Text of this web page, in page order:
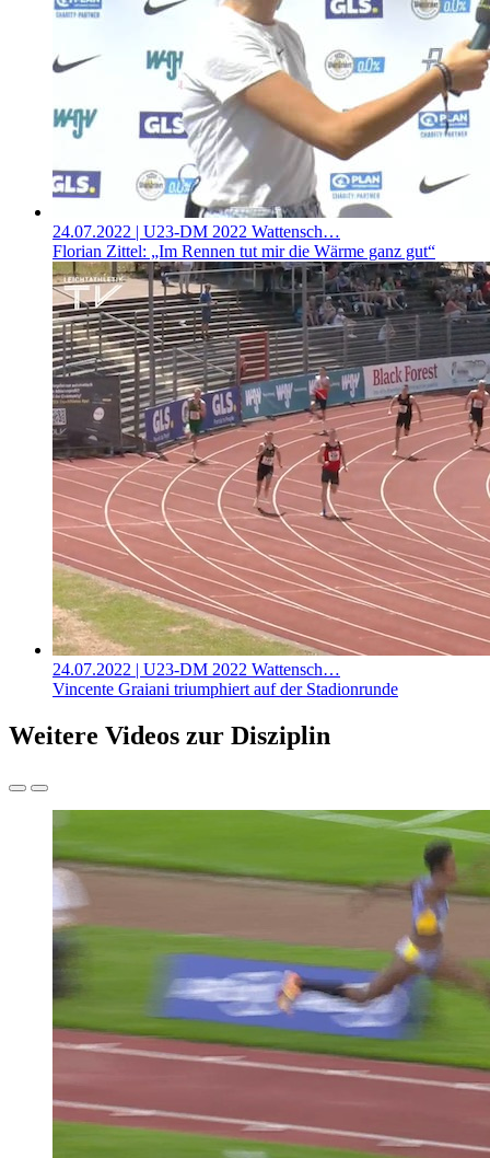
24.07.2022 | U23-DM 2022 Wattensch…
Florian Zittel: „Im Rennen tut mir die Wärme ganz gut“
24.07.2022 | U23-DM 2022 Wattensch…
Vincente Graiani triumphiert auf der Stadionrunde
Weitere Videos zur Disziplin